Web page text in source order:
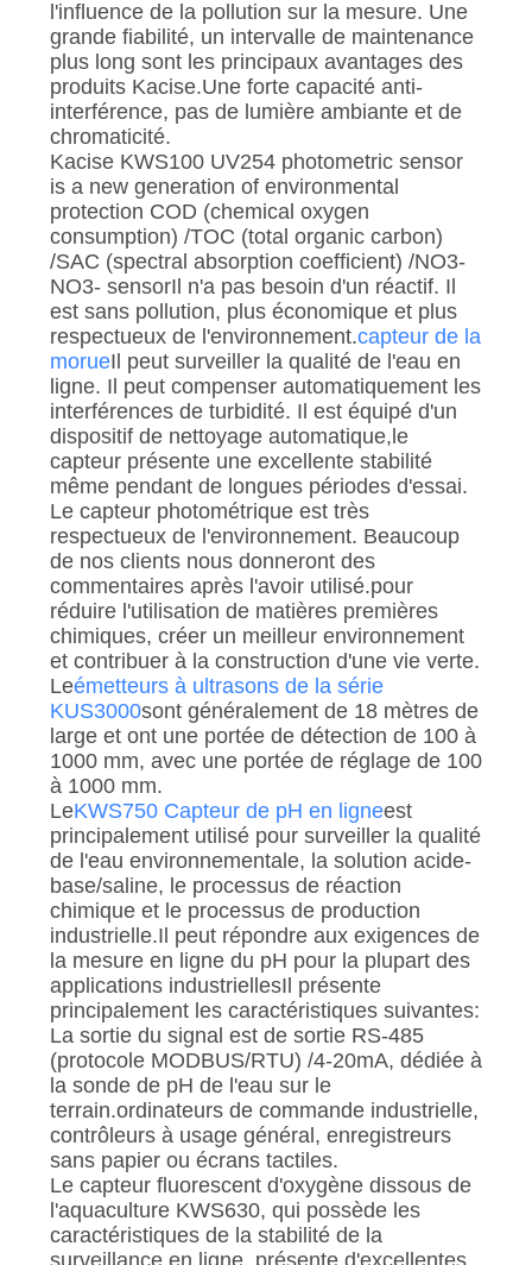
l'influence de la pollution sur la mesure. Une
grande fiabilité, un intervalle de maintenance
plus long sont les principaux avantages des
produits Kacise.Une forte capacité anti-
interférence, pas de lumière ambiante et de
chromaticité.
Kacise KWS100 UV254 photometric sensor
is a new generation of environmental
protection COD (chemical oxygen
consumption) /TOC (total organic carbon)
/SAC (spectral absorption coefficient) /NO3-
NO3- sensorIl n'a pas besoin d'un réactif. Il
est sans pollution, plus économique et plus
respectueux de l'environnement.capteur de la
morueIl peut surveiller la qualité de l'eau en
ligne. Il peut compenser automatiquement les
interférences de turbidité. Il est équipé d'un
dispositif de nettoyage automatique,le
capteur présente une excellente stabilité
même pendant de longues périodes d'essai.
Le capteur photométrique est très
respectueux de l'environnement. Beaucoup
de nos clients nous donneront des
commentaires après l'avoir utilisé.pour
réduire l'utilisation de matières premières
chimiques, créer un meilleur environnement
et contribuer à la construction d'une vie verte.
Leémetteurs à ultrasons de la série
KUS3000sont généralement de 18 mètres de
large et ont une portée de détection de 100 à
1000 mm, avec une portée de réglage de 100
à 1000 mm.
LeKWS750 Capteur de pH en ligneest
principalement utilisé pour surveiller la qualité
de l'eau environnementale, la solution acide-
base/saline, le processus de réaction
chimique et le processus de production
industrielle.Il peut répondre aux exigences de
la mesure en ligne du pH pour la plupart des
applications industriellesIl présente
principalement les caractéristiques suivantes:
La sortie du signal est de sortie RS-485
(protocole MODBUS/RTU) /4-20mA, dédiée à
la sonde de pH de l'eau sur le
terrain.ordinateurs de commande industrielle,
contrôleurs à usage général, enregistreurs
sans papier ou écrans tactiles.
Le capteur fluorescent d'oxygène dissous de
l'aquaculture KWS630, qui possède les
caractéristiques de la stabilité de la